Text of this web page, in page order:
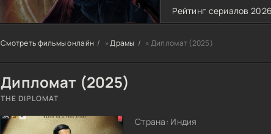
Рейтинг сериалов 2026
Смотреть фильмы онлайн »Драмы » Дипломат (2025)
Дипломат (2025)
THE DIPLOMAT
Страна: Индия